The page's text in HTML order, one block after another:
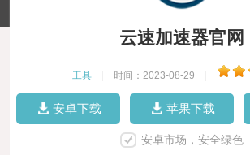
云速加速器官网
工具 时间：2023-08-29
安卓下载 苹果下载
安卓市场，安全绿色